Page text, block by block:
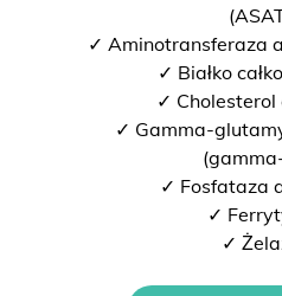
✓ Aminotransferaza
✓ Białko
✓ Cholesterol
✓ Gamma-
✓ Fosfataza
✓
✓